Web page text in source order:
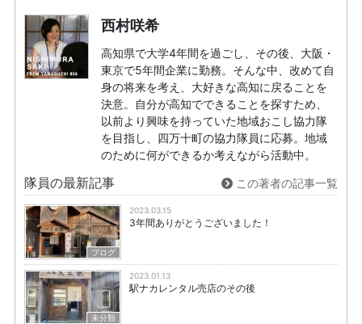
西村咲希
高知県で大学4年間を過ごし、その後、大阪・
東京で5年間企業に勤務。そんな中、改めて自
身の将来を考え、大好きな高知に戻ることを
決意。自分が高知でできることを探すため、
以前より興味を持っていた地域おこし協力隊
を目指し、四万十町の協力隊員に応募。地域
のために何ができるか考えながら活動中。
隊員の最新記事 この著者の記事一覧
ブログ
2023.03.15
3年間ありがとうございました！
未分類
2023.01.13
駅ナカレンタル売店のその後